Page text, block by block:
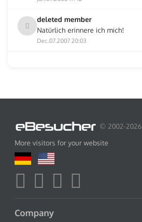
deleted member
Natürlich erinnere ich mich!
Dec.07.2007 20:03
© 2002-2026
More visitors for your website
Company